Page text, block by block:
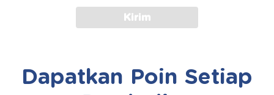
Kirim
Dapatkan Poin Setiap